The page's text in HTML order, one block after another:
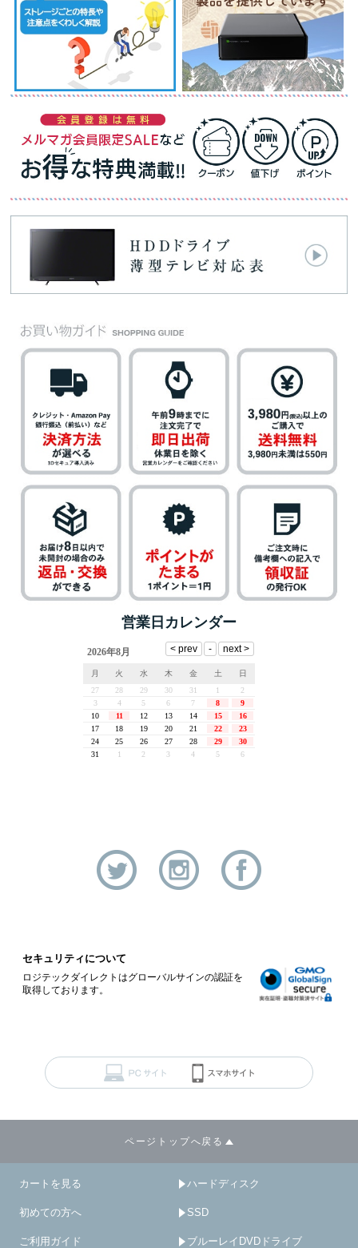
営業日カレンダー
セキュリティについて
ロジテックダイレクトはグローバルサインの認証を
取得しております。
ページトップへ戻る
カートを見る
初めての方へ
ご利用ガイド
ハードディスク
SSD
ブルーレイDVDドライブ